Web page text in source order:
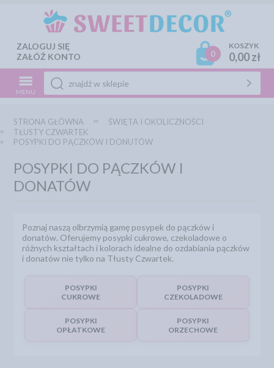
ZALOGUJ SIĘ
ZAŁÓŻ KONTO
0
KOSZYK
0,00 zł
MENU
STRONA GŁÓWNA
ŚWIĘTA I OKOLICZNOŚCI
TŁUSTY CZWARTEK
POSYPKI DO PĄCZKÓW I DONUTÓW
POSYPKI DO PĄCZKÓW I
DONATÓW
Poznaj naszą olbrzymią gamę posypek do pączków i
donatów. Oferujemy posypki cukrowe, czekoladowe o
różnych kształtach i kolorach idealne do ozdabiania pączków
i donatów nie tylko na Tłusty Czwartek.
POSYPKI
CUKROWE
POSYPKI
CZEKOLADOWE
POSYPKI
OPŁATKOWE
POSYPKI
ORZECHOWE